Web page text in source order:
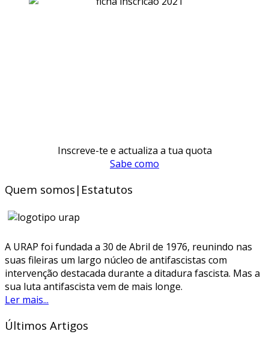
Inscreve-te e actualiza a tua quota
Sabe como
Quem somos|Estatutos
A URAP foi fundada a 30 de Abril de 1976, reunindo nas
suas fileiras um largo núcleo de antifascistas com
intervenção destacada durante a ditadura fascista. Mas a
sua luta antifascista vem de mais longe.
Ler mais...
Últimos Artigos